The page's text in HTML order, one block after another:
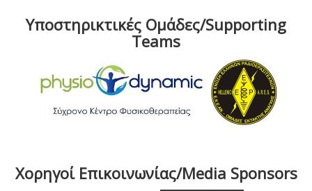
Υποστηρικτικές Ομάδες/Supporting
Teams
Χορηγοί Επικοινωνίας/Media Sponsors